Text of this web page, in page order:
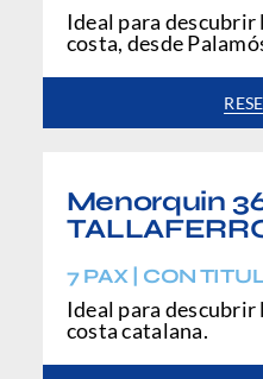
Ideal para descubrir
costa, desde
Menorquin
7 PAX | CON
Ideal para descubrir
costa catalana.